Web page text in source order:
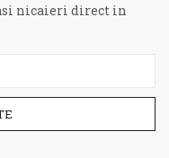
nicaieri direct in